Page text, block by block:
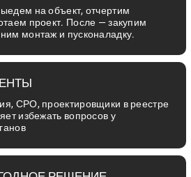
на объект, отчертим
проект. После — закупим
монтаж и пусконаладку.
СРО, проектировщики в реестре
избежать вопросов у